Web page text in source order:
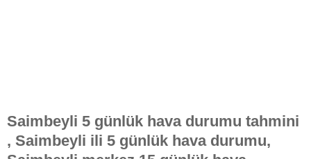
Saimbeyli 5 günlük hava durumu tahmini
, Saimbeyli ili 5 günlük hava durumu,